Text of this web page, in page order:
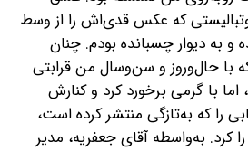
که عکس قدی‌اش را از وسط
و به دیوار چسبانده بودم. چنان
با حال‌وروز و سن‌وسال من قرابتی
با گرمی برخورد کرد و کنارش
را که به‌تازگی منتشر کرده است،
کرد. به‌واسطه آقای جعفریه، مدیر